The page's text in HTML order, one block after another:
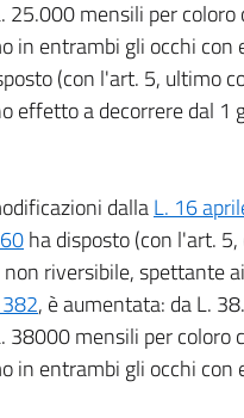
mensili per coloro
in entrambi gli occhi con
(con l'art. 5, ultimo
effetto a decorrere dal 1
dallaL. 16
ha disposto (con l'art.
riversibile, spettante
, è aumentata: da L.
mensili per coloro
in entrambi gli occhi con